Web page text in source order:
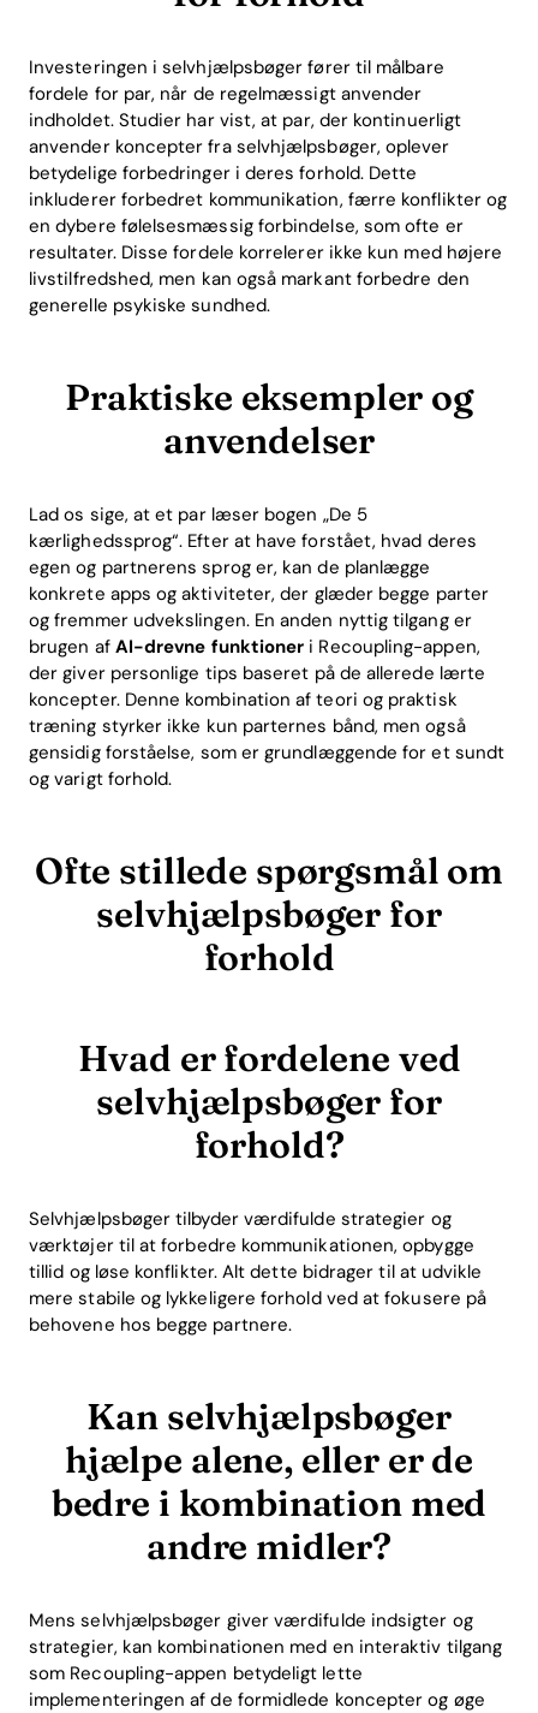
Download
Investeringen i selvhjælpsbøger fører til målbare
fordele for par, når de regelmæssigt anvender
indholdet. Studier har vist, at par, der kontinuerligt
anvender koncepter fra selvhjælpsbøger, oplever
betydelige forbedringer i deres forhold. Dette
inkluderer forbedret kommunikation, færre konflikter og
en dybere følelsesmæssig forbindelse, som ofte er
resultater. Disse fordele korrelerer ikke kun med højere
livstilfredshed, men kan også markant forbedre den
generelle psykiske sundhed.
Praktiske eksempler og
anvendelser
Lad os sige, at et par læser bogen „De 5
kærlighedssprog“. Efter at have forstået, hvad deres
egen og partnerens sprog er, kan de planlægge
konkrete apps og aktiviteter, der glæder begge parter
og fremmer udvekslingen. En anden nyttig tilgang er
brugen af AI-drevne funktioner i Recoupling-appen,
der giver personlige tips baseret på de allerede lærte
koncepter. Denne kombination af teori og praktisk
træning styrker ikke kun parternes bånd, men også
gensidig forståelse, som er grundlæggende for et sundt
og varigt forhold.
Ofte stillede spørgsmål om
selvhjælpsbøger for
forhold
Hvad er fordelene ved
selvhjælpsbøger for
forhold?
Selvhjælpsbøger tilbyder værdifulde strategier og
værktøjer til at forbedre kommunikationen, opbygge
tillid og løse konflikter. Alt dette bidrager til at udvikle
mere stabile og lykkeligere forhold ved at fokusere på
behovene hos begge partnere.
Kan selvhjælpsbøger
hjælpe alene, eller er de
bedre i kombination med
andre midler?
Mens selvhjælpsbøger giver værdifulde indsigter og
strategier, kan kombinationen med en interaktiv tilgang
som Recoupling-appen betydeligt lette
implementeringen af de formidlede koncepter og øge